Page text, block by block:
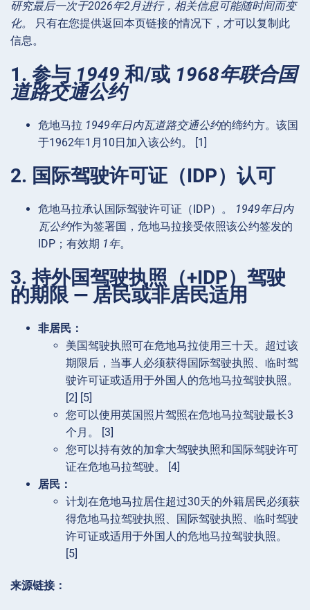
研究最后一次于2026年2月进行，相关信息可能随时间而变
化。
只有在您提供返回本页链接的情况下，才可以复制此
信息。
1. 参与 1949 和/或 1968年联合国
道路交通公约
危地马拉 1949年日内瓦道路交通公约的缔约方。该国
于1962年1月10日加入该公约。 [1]
2. 国际驾驶许可证（IDP）认可
危地马拉承认国际驾驶许可证（IDP）。
1949年日内
瓦公约作为签署国，危地马拉接受依照该公约签发的
IDP；有效期 1年。
3. 持外国驾驶执照（+IDP）驾驶
的期限 — 居民或非居民适用
非居民：
美国驾驶执照可在危地马拉使用三十天。超过该
期限后，当事人必须获得国际驾驶执照、临时驾
驶许可证或适用于外国人的危地马拉驾驶执照。
[2] [5]
您可以使用英国照片驾照在危地马拉驾驶最长3
个月。 [3]
您可以持有效的加拿大驾驶执照和国际驾驶许可
证在危地马拉驾驶。 [4]
居民：
计划在危地马拉居住超过30天的外籍居民必须获
得危地马拉驾驶执照、国际驾驶执照、临时驾驶
许可证或适用于外国人的危地马拉驾驶执照。
[5]
来源链接：